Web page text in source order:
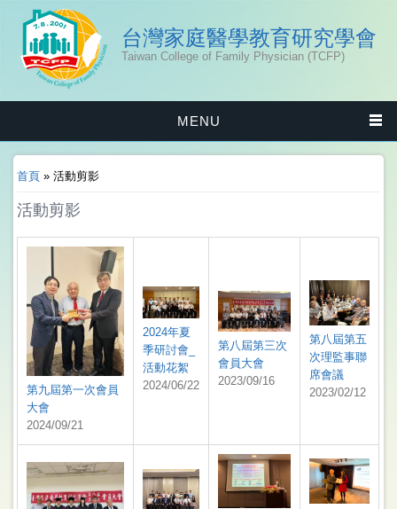
台灣家庭醫學教育研究學會
Taiwan College of Family Physician (TCFP)
MENU
您在這裡
首頁 » 活動剪影
活動剪影
第九屆第一次會員
大會
2024/09/21
2024年夏
季研討會_
活動花絮
2024/06/22
第八屆第三次
會員大會
2023/09/16
第八屆第五
次理監事聯
席會議
2023/02/12